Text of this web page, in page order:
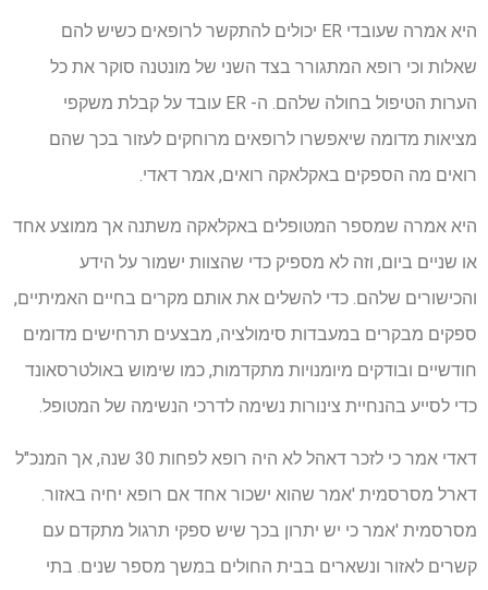
היא אמרה שעובדי ER יכולים להתקשר לרופאים כשיש להם
שאלות וכי רופא המתגורר בצד השני של מונטנה סוקר את כל
הערות הטיפול בחולה שלהם. ה- ER עובד על קבלת משקפי
מציאות מדומה שיאפשרו לרופאים מרוחקים לעזור בכך שהם
רואים מה הספקים באקלאקה רואים, אמר דאדי.
היא אמרה שמספר המטופלים באקלאקה משתנה אך ממוצע אחד
או שניים ביום, וזה לא מספיק כדי שהצוות ישמור על הידע
והכישורים שלהם. כדי להשלים את אותם מקרים בחיים האמיתיים,
ספקים מבקרים במעבדות סימולציה, מבצעים תרחישים מדומים
חודשיים ובודקים מיומנויות מתקדמות, כמו שימוש באולטרסאונד
כדי לסייע בהנחיית צינורות נשימה לדרכי הנשימה של המטופל.
דאדי אמר כי לזכר דאהל לא היה רופא לפחות 30 שנה, אך המנכ"ל
דארל מסרסמית 'אמר שהוא ישכור אחד אם רופא יחיה באזור.
מסרסמית 'אמר כי יש יתרון בכך שיש ספקי תרגול מתקדם עם
קשרים לאזור ונשארים בבית החולים במשך מספר שנים. בתי